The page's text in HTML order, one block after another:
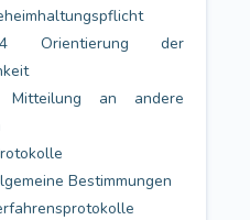
Orientierung der
an andere
Bestimmungen